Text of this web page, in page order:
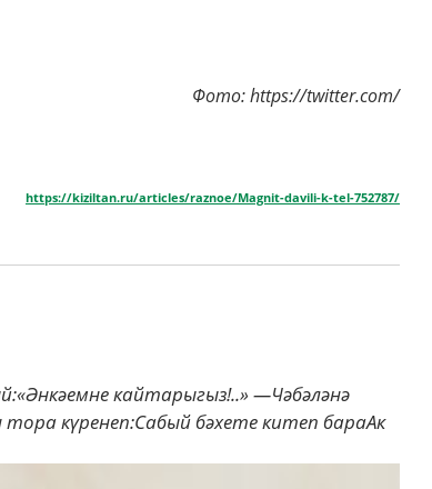
Фото: https://twitter.com/
https://kiziltan.ru/articles/raznoe/Magnit-davili-k-tel-752787/
кайтарыгыз!..» —Чәбәләнә
күренеп:Сабый бәхете китеп бараАк